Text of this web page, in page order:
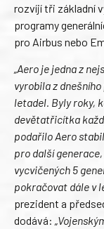
rozvíjí tři základní
programy
pro Airbus nebo
„Aero je jedna z
vyrobila z
letadel. Byly roky,
devětatřicítka
podařilo Aero
pro další
vycvičených 5
pokračovat dále v
prezident a
dodává: